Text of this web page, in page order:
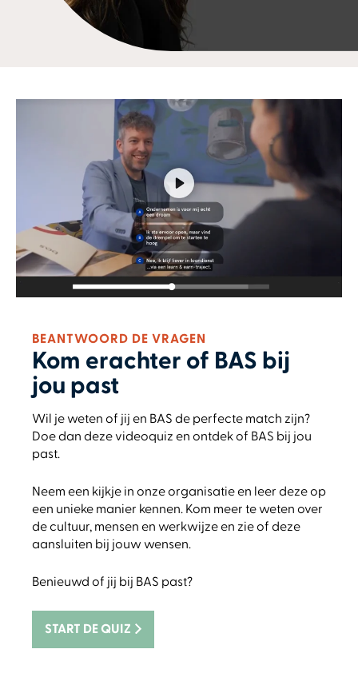
BEANTWOORD DE VRAGEN
Kom erachter of BAS bij
jou past
Wil je weten of jij en BAS de perfecte match zijn?
Doe dan deze videoquiz en ontdek of BAS bij jou
past.
Neem een kijkje in onze organisatie en leer deze op
een unieke manier kennen. Kom meer te weten over
de cultuur, mensen en werkwijze en zie of deze
aansluiten bij jouw wensen.
Benieuwd of jij bij BAS past?
START DE QUIZ